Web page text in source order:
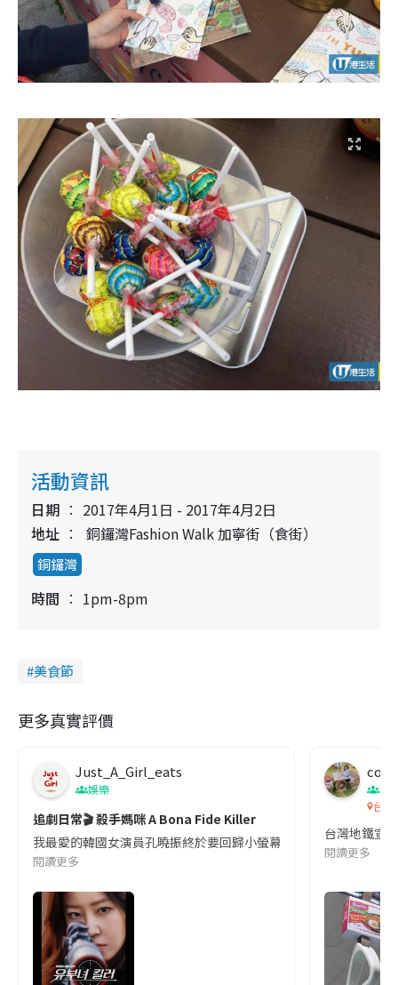
活動資訊
日期
2017年4月1日 - 2017年4月2日
地址
銅鑼灣Fashion Walk 加寧街（食街）
銅鑼灣
時間 1pm-8pm
美食節
更多真實評價
Just_A_Girl_eats
娛樂
追劇日常🎬 殺手媽咪 A Bona Fide Killer
我最愛的韓國女演員孔曉振終於要回歸小螢幕啦!這次的劇本改編
閱讀更多
co
吹
台灣
台灣地鐵宣
閱讀更多